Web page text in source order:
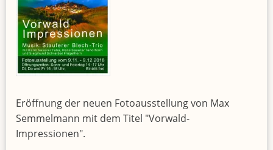
Eröffnung der neuen Fotoausstellung von Max
Semmelmann mit dem Titel "Vorwald-
Impressionen".